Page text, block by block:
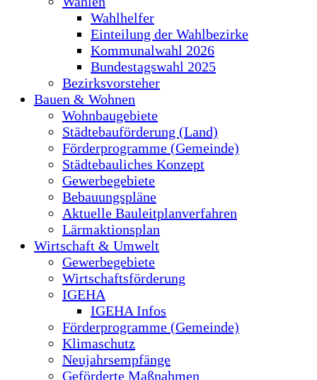
Wahlhelfer
Einteilung der Wahlbezirke
Kommunalwahl 2026
Bundestagswahl 2025
Bezirksvorsteher
Bauen & Wohnen
Wohnbaugebiete
Städtebauförderung (Land)
Förderprogramme (Gemeinde)
Städtebauliches Konzept
Gewerbegebiete
Bebauungspläne
Aktuelle Bauleitplanverfahren
Lärmaktionsplan
Wirtschaft & Umwelt
Gewerbegebiete
Wirtschaftsförderung
IGEHA
IGEHA Infos
Förderprogramme (Gemeinde)
Klimaschutz
Neujahrsempfänge
Geförderte Maßnahmen